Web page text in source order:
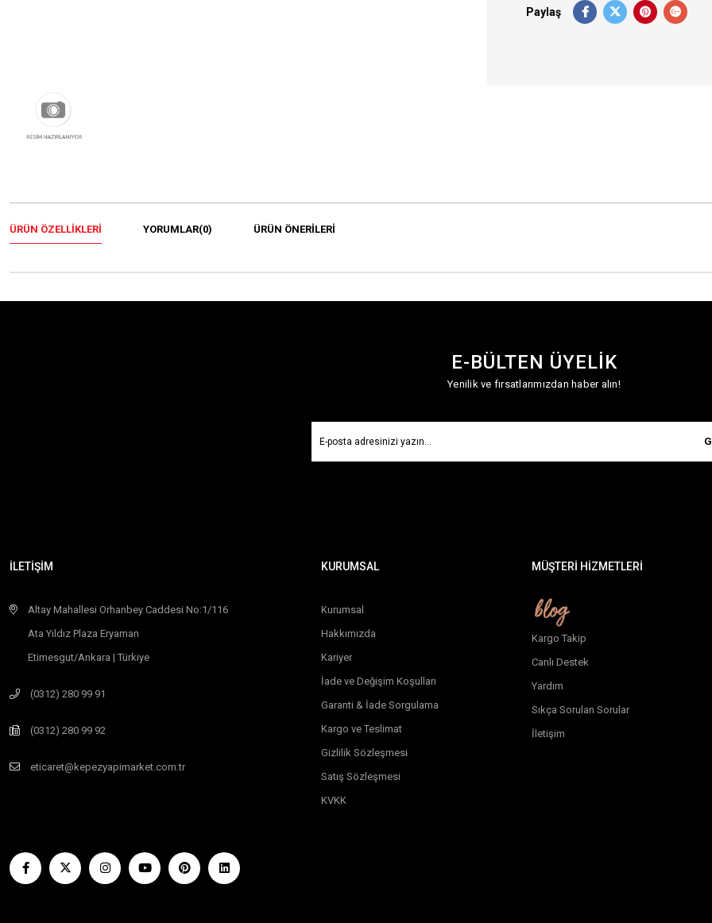
Paylaş
ÜRÜN ÖZELLIKLERI YORUMLAR(0) ÜRÜN ÖNERILERI
E-BÜLTEN ÜYELİK
Yenilik ve fırsatlarımızdan haber alın!
İLETİŞİM
Altay Mahallesi Orhanbey Caddesi No:1/116
Ata Yıldız Plaza Eryaman
Etimesgut/Ankara | Türkiye
(0312) 280 99 91
(0312) 280 99 92
eticaret@kepezyapimarket.com.tr
KURUMSAL
Kurumsal
Hakkımızda
Kariyer
İade ve Değişim Koşulları
Garanti & İade Sorgulama
Kargo ve Teslimat
Gizlilik Sözleşmesi
Satış Sözleşmesi
KVKK
MÜŞTERİ HİZMETLERİ
Kargo Takip
Canlı Destek
Yardım
Sıkça Sorulan Sorular
İletişim